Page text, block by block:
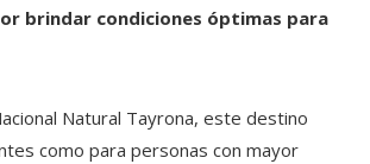
brindar condiciones óptimas para
Natural Tayrona, este destino
como para personas con mayor